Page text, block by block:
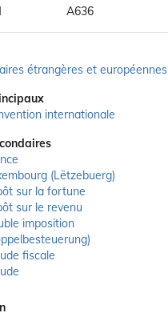
texte
A636
étrangères et européennes
internationale
(Lëtzebuerg)
sur la fortune
sur le revenu
imposition
fiscale